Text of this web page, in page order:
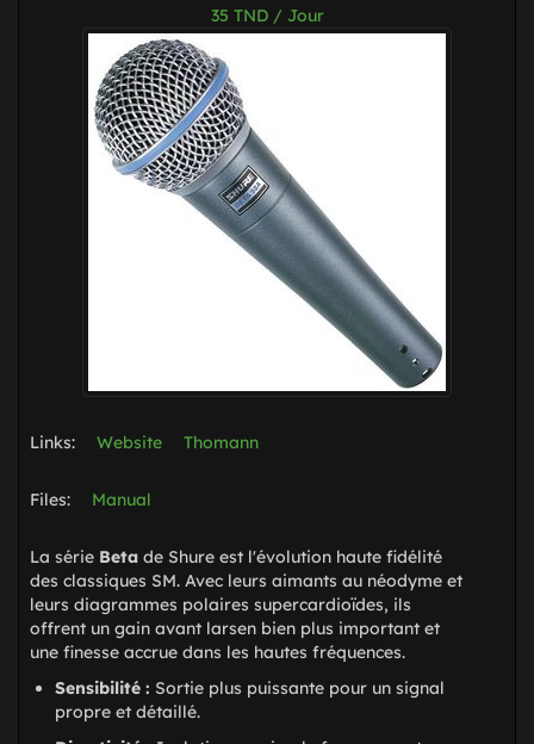
35 TND / Jour
Links: Website Thomann
Files: Manual
La série Beta de Shure est l'évolution haute fidélité
des classiques SM. Avec leurs aimants au néodyme et
leurs diagrammes polaires supercardioïdes, ils
offrent un gain avant larsen bien plus important et
une finesse accrue dans les hautes fréquences.
Sensibilité : Sortie plus puissante pour un signal
propre et détaillé.